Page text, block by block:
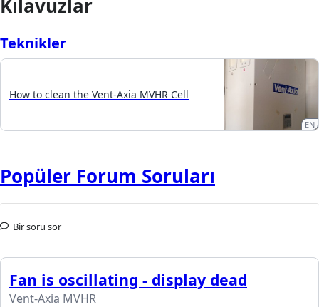
Kılavuzlar
Teknikler
How to clean the Vent-Axia MVHR Cell
EN
Popüler Forum Soruları
Bir soru sor
Fan is oscillating - display dead
Vent-Axia MVHR